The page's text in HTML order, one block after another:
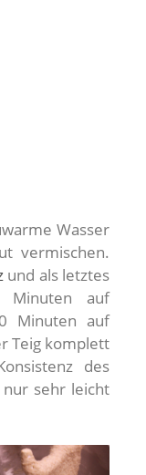
Wasser
vermischen.
und als letztes
Minuten auf
Minuten auf
Teig komplett
des
nur sehr leicht